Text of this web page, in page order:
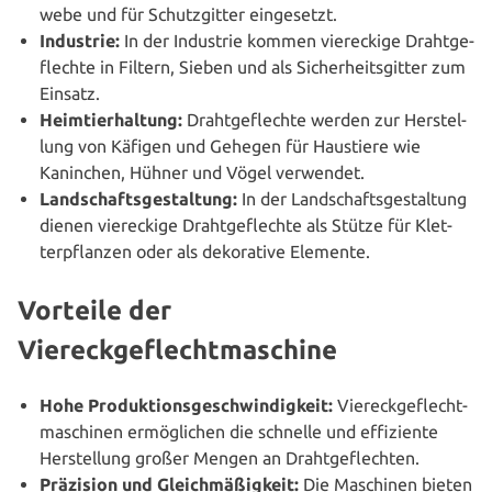
we­be und für Schutz­git­ter eingesetzt.
Industrie: In der Industrie kommen vier­ecki­ge Draht­ge­
flech­te in Filtern, Sieben und als Sicher­heits­git­ter zum
Einsatz.
Heim­tier­hal­tung: Draht­ge­flech­te werden zur Her­stel­
lung von Käfigen und Gehegen für Haustiere wie
Kaninchen, Hühner und Vögel verwendet.
Land­schafts­ge­stal­tung: In der Land­schafts­ge­stal­tung
dienen vier­ecki­ge Draht­ge­flech­te als Stütze für Klet­
ter­pflan­zen oder als deko­ra­ti­ve Elemente.
Vorteile der
Viereckgeflechtmaschine
Hohe Pro­duk­ti­ons­ge­schwin­dig­keit: Vier­eck­ge­flecht­
ma­schi­nen ermög­li­chen die schnelle und effi­zi­en­te
Her­stel­lung großer Mengen an Drahtgeflechten.
Präzision und Gleich­mä­ßig­keit: Die Maschinen bieten